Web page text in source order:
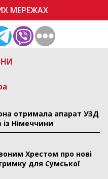
отримала апарат УЗД
Німеччини
Хрестом про нові
для Сумської
МЕРЕЖАХ